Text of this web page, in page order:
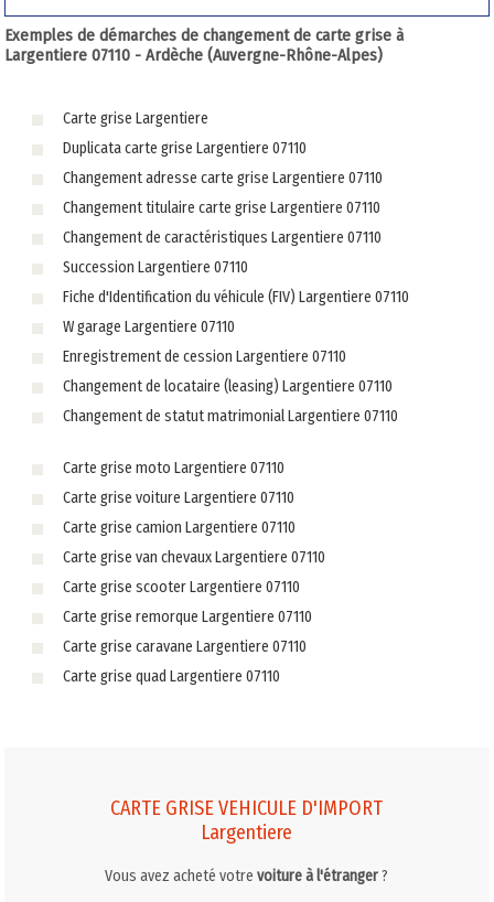
Exemples de démarches de changement de carte grise à
Largentiere 07110 - Ardèche (Auvergne-Rhône-Alpes)
Carte grise Largentiere
Duplicata carte grise Largentiere 07110
Changement adresse carte grise Largentiere 07110
Changement titulaire carte grise Largentiere 07110
Changement de caractéristiques Largentiere 07110
Succession Largentiere 07110
Fiche d'Identification du véhicule (FIV) Largentiere 07110
W garage Largentiere 07110
Enregistrement de cession Largentiere 07110
Changement de locataire (leasing) Largentiere 07110
Changement de statut matrimonial Largentiere 07110
Carte grise moto Largentiere 07110
Carte grise voiture Largentiere 07110
Carte grise camion Largentiere 07110
Carte grise van chevaux Largentiere 07110
Carte grise scooter Largentiere 07110
Carte grise remorque Largentiere 07110
Carte grise caravane Largentiere 07110
Carte grise quad Largentiere 07110
CARTE GRISE VEHICULE D'IMPORT
Largentiere
Vous avez acheté votrevoiture à l'étranger?